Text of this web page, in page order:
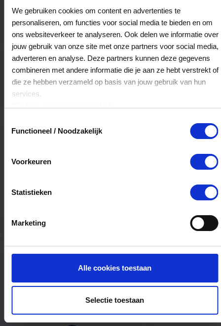
We gebruiken cookies om content en advertenties te
personaliseren, om functies voor social media te bieden en om
ons websiteverkeer te analyseren. Ook delen we informatie over
jouw gebruik van onze site met onze partners voor social media,
adverteren en analyse. Deze partners kunnen deze gegevens
combineren met andere informatie die je aan ze hebt verstrekt of
die ze hebben verzameld op basis van jouw gebruik van hun
services.
Functioneel / Noodzakelijk
Voorkeuren
Statistieken
Marketing
Alle cookies toestaan
Selectie toestaan
Bruggelaan 12
5628RH Eindhoven
Pets Place Geldrop
Laan van Tolkien 2
5663RX Geldrop
Pets Place Gilze
Pets Place Drunen
5151HB
Pets Place Blericum
5258KG Berlicum